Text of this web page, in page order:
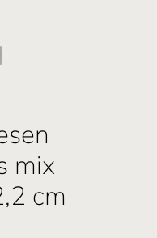
mix
cm